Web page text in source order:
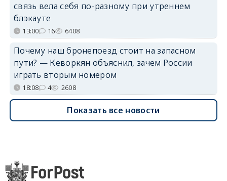
связь вела себя по-разному при утреннем
блэкауте
13:00 16 6408
Почему наш бронепоезд стоит на запасном
пути? — Кеворкян объяснил, зачем России
играть вторым номером
18:08 4 2608
Показать все новости